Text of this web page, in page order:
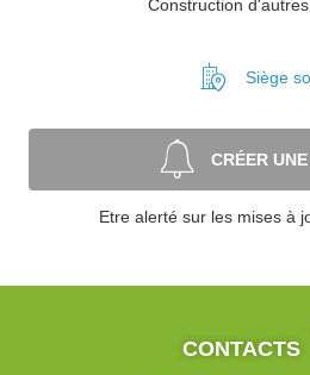
Construction
Siège
CRÉER
Etre alerté sur les mises à
CONTACTS